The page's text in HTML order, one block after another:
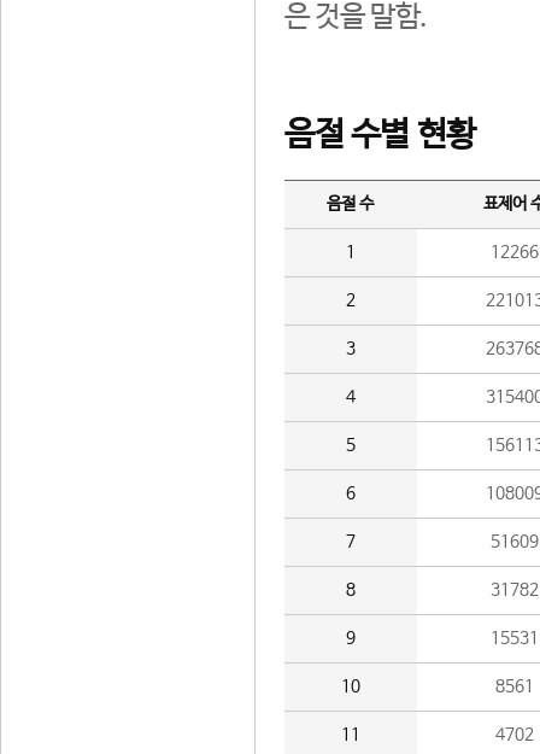
은 것을 말함.
음절 수별 현황
음절 수 표제어
1 12266
2
3
4
5
6
7 51609
8 31782
9 15531
10 8561
11 4702